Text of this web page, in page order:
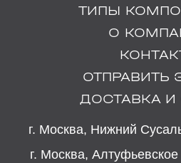
ТИПЫ
О
ОТПРАВИТЬ
ДОСТАВКА И
г. Москва, Нижний
г. Москва,